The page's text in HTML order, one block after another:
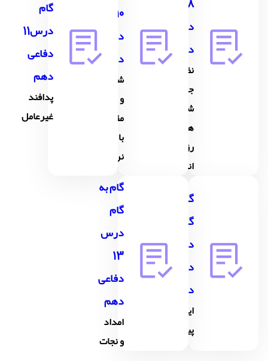
دفاعی
دهم
نظام
جمع و
شیوه
های
رزم
انفرادی
10
دفاعی
دهم
شناخت
و
مقابله
با جنگ
نرم
گام
درس11
دفاعی
دهم
پدافند
غیرعامل
گام به
گام
درس12
دفاعی
دهم
ایمنی و
پیشگیری
گام به
گام
درس
13
دفاعی
دهم
امداد
و نجات